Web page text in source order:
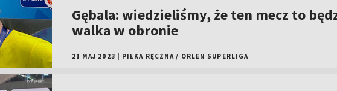
Gębala: wiedzieliśmy, że ten mecz to
walka w obronie
21 MAJ 2023 PIŁKA RĘCZNA / ORLEN SUPERLIGA